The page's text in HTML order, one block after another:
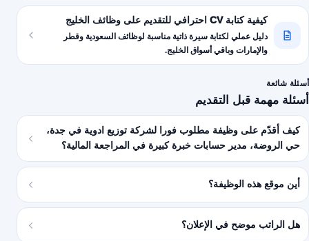
كيفية كتابة CV احترافي للتقديم على وظائف الخليج
دليل عملي لكتابة سيرة ذاتية مناسبة لوظائف السعودية وقطر
والإمارات وباقي أسواق الخليج.
أسئلة شائعة
أسئلة مهمة قبل التقديم
كيف أقدّم على وظيفة مطلوب فورا لشركة توزيع ادوية في جدة،
حي الروضة، مدير حسابات خبرة كبيرة في المراجعة المالية؟
أين موقع هذه الوظيفة؟
هل الراتب موضح في الإعلان؟